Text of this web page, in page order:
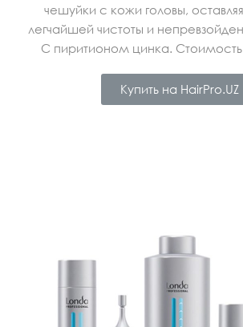
чешуйки с кожи головы,
легчайшей чистоты и
С пиритионом цинка.
Купить на HairPro.UZ